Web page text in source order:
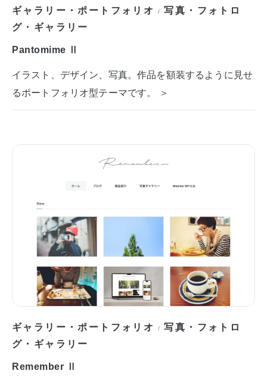
ギャラリー・ポートフォリオ /写真・フォトロ
グ・ギャラリー
Pantomime Ⅱ
イラスト、デザイン、写真。作品を額装するように見せ
るポートフォリオ型テーマです。 ＞
ギャラリー・ポートフォリオ /写真・フォトロ
グ・ギャラリー
Remember Ⅱ